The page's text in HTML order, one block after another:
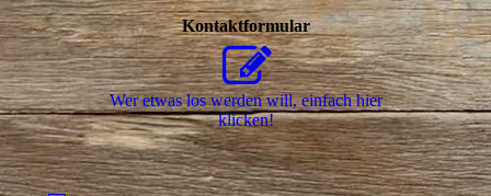
Kontaktformular
Wer etwas los werden will, einfach hier
klicken!